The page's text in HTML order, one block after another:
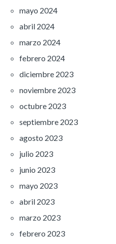
mayo 2024
abril 2024
marzo 2024
febrero 2024
diciembre 2023
noviembre 2023
octubre 2023
septiembre 2023
agosto 2023
julio 2023
junio 2023
mayo 2023
abril 2023
marzo 2023
febrero 2023